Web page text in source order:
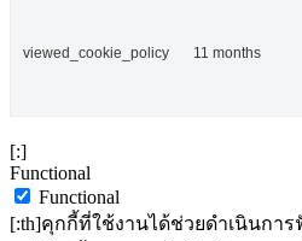
viewed_cookie_policy 11 months
[:]
Functional
Functional
[:th]คุกกี้ที่ใช้งานได้ช่วยดำเนินการ